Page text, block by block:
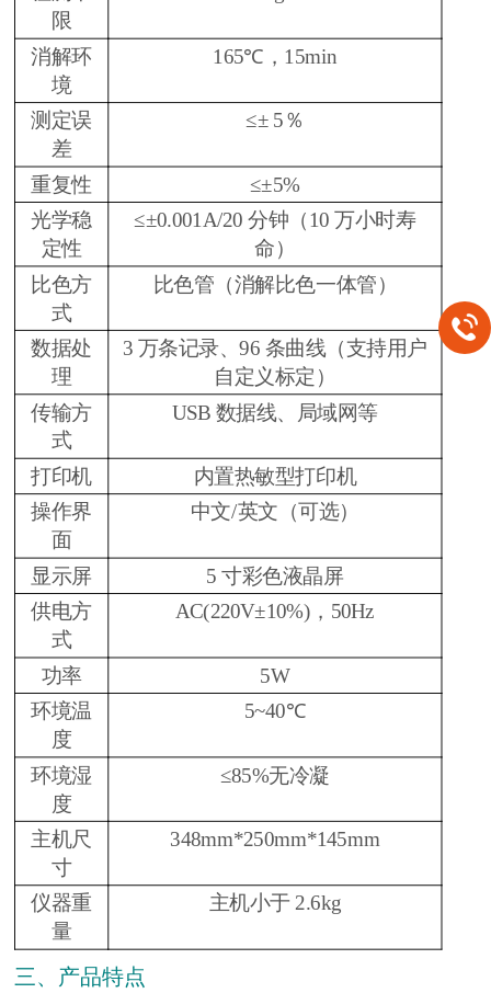
限
消解环
境
165℃，15min
测定误
差
≤± 5％
重复性
≤±5%
光学稳
定性
≤±0.001A/20 分钟（10 万小时寿
命）
比色方
式
比色管（消解比色一体管）
数据处
理
3 万条记录、96 条曲线（支持用户
自定义标定）
传输方
式
USB 数据线、局域网等
打印机
内置热敏型打印机
操作界
面
中文/英文（可选）
显示屏
5 寸彩色液晶屏
供电方
式
AC(220V±10%)，50Hz
功率
5W
环境温
度
5~40℃
环境湿
度
≤85%无冷凝
主机尺
寸
348mm*250mm*145mm
仪器重
量
主机小于 2.6kg
三、产品特点